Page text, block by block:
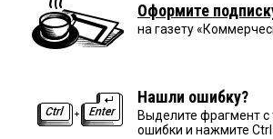
Оформите
на газету
Нашли ошибку?
Выделите фрагмент с
ошибки и нажмите Ctrl